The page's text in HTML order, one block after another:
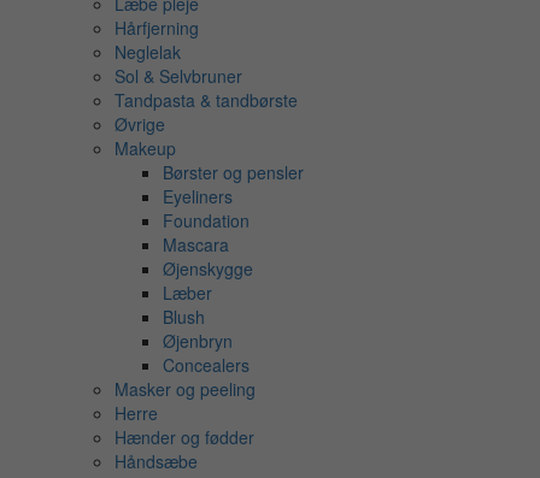
Hårfjerning
Neglelak
Sol & Selvbruner
Tandpasta & tandbørste
Øvrige
Makeup
Børster og pensler
Eyeliners
Foundation
Mascara
Øjenskygge
Læber
Blush
Øjenbryn
Concealers
Masker og peeling
Herre
Hænder og fødder
Håndsæbe